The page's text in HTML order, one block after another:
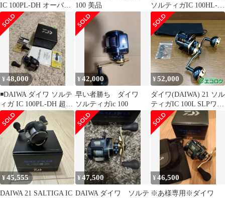
IC 100PL-DH オーバー
ホール済み
100 美品
ソルティガIC 100HL-
C(左)
¥48,000
◾️DAIWA ダイワ ソルテ
ィガ IC 100PL-DH 超美
品 左ハンドル②
¥42,000
早い者勝ち ダイワ
ソルティガic 100
¥52,000
ダイワ(DAIWA) 21 ソル
ティガIC 100L SLPワー
クス ダブルハンドル ベ
イトリール
¥45,555
DAIWA 21 SALTIGA IC
¥47,500
DAIWA ダイワ ソルテ
¥46,500
※あ様専用※ダイワ